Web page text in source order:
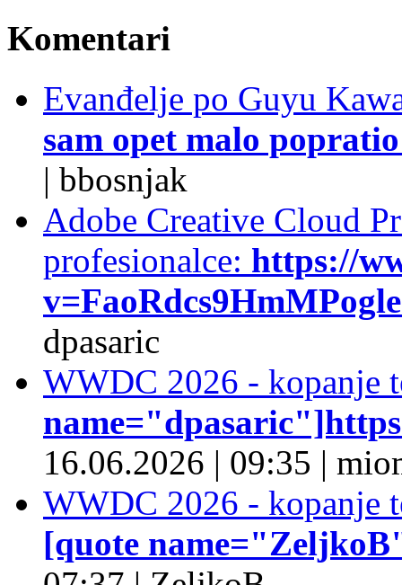
Komentari
Evanđelje po Guyu
sam opet malo
| bbosnjak
Adobe Creative Cloud
profesionalce: https://
dpasaric
WWDC 2026 - kopanje
16.06.2026 | 09:35 |
WWDC 2026 - kopanje
[quote